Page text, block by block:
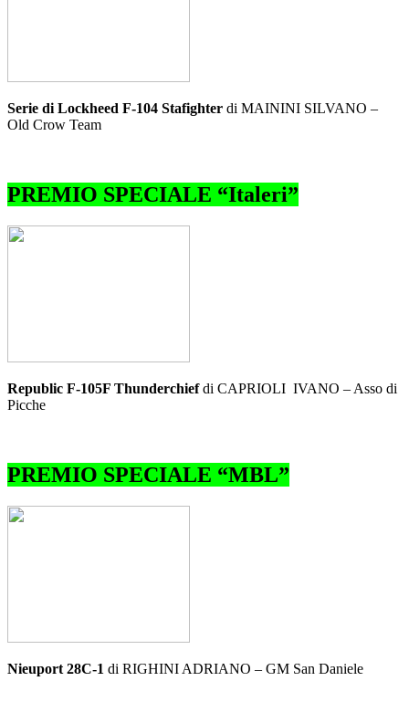
Serie di Lockheed F-104 Stafighter di MAININI SILVANO –
Old Crow Team
PREMIO SPECIALE “Italeri”
Republic F-105F Thunderchiefdi CAPRIOLI IVANO – Asso di
Picche
PREMIO SPECIALE “MBL”
Nieuport 28C-1 di RIGHINI ADRIANO – GM San Daniele